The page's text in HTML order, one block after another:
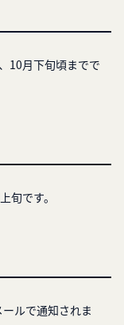
10月下旬頃までで
旬です。
ルで通知されま